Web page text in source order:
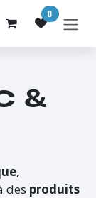
0
&
des produits